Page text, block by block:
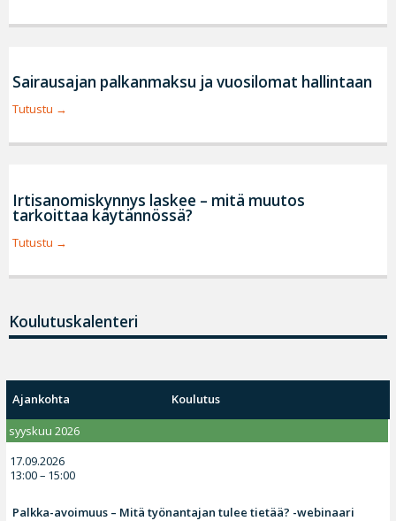
Sairausajan palkanmaksu ja vuosilomat hallintaan
Tutustu
Irtisanomiskynnys laskee – mitä muutos
tarkoittaa käytännössä?
Tutustu
Koulutuskalenteri
Ajankohta
Koulutus
syyskuu 2026
17.09.2026
13:00 – 15:00
Palkka-avoimuus – Mitä työnantajan tulee tietää? -webinaari